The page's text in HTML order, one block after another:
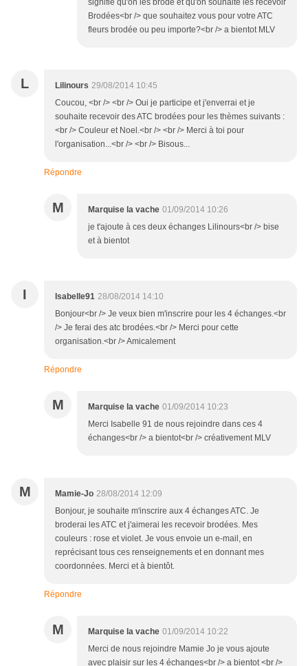
signifie qu'on les brode et qu'on souhaite les recevoir
Brodées<br /> que souhaitez vous pour votre ATC
fleurs brodée ou peu importe?<br /> a bientot MLV
L Lilinours 29/08/2014 10:45
Coucou, <br /> <br /> Oui je participe et j'enverrai et je
souhaite recevoir des ATC brodées pour les thèmes suivants :
<br /> Couleur et Noel.<br /> <br /> Merci à toi pour
l'organisation...<br /> <br /> Bisous...
Répondre
M Marquise la vache 01/09/2014 10:26
je t'ajoute à ces deux échanges Lilinours<br /> bise
et à bientot
I Isabelle91 28/08/2014 14:10
Bonjour<br /> Je veux bien m'inscrire pour les 4 échanges.<br
/> Je ferai des atc brodées.<br /> Merci pour cette
organisation.<br /> Amicalement
Répondre
M Marquise la vache 01/09/2014 10:23
Merci Isabelle 91 de nous rejoindre dans ces 4
échanges<br /> a bientot<br /> créativement MLV
M Mamie-Jo 28/08/2014 12:09
Bonjour, je souhaite m'inscrire aux 4 échanges ATC. Je
broderai les ATC et j'aimerai les recevoir brodées. Mes
couleurs : rose et violet. Je vous envoie un e-mail, en
reprécisant tous ces renseignements et en donnant mes
coordonnées. Merci et à bientôt.
Répondre
M Marquise la vache 01/09/2014 10:22
Merci de nous rejoindre Mamie Jo je vous ajoute
avec plaisir sur les 4 échanges<br /> a bientot <br />